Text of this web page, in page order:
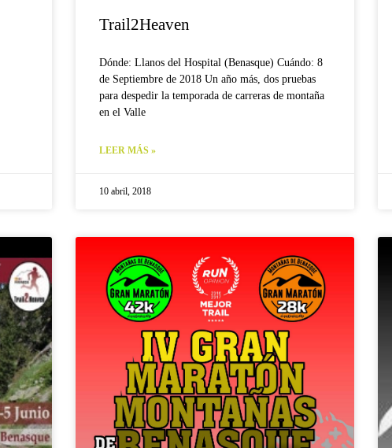
Trail2Heaven
Dónde: Llanos del Hospital (Benasque) Cuándo: 8
de Septiembre de 2018 Un año más, dos pruebas
para despedir la temporada de carreras de montaña
en el Valle
LEER MÁS »
10 abril, 2018